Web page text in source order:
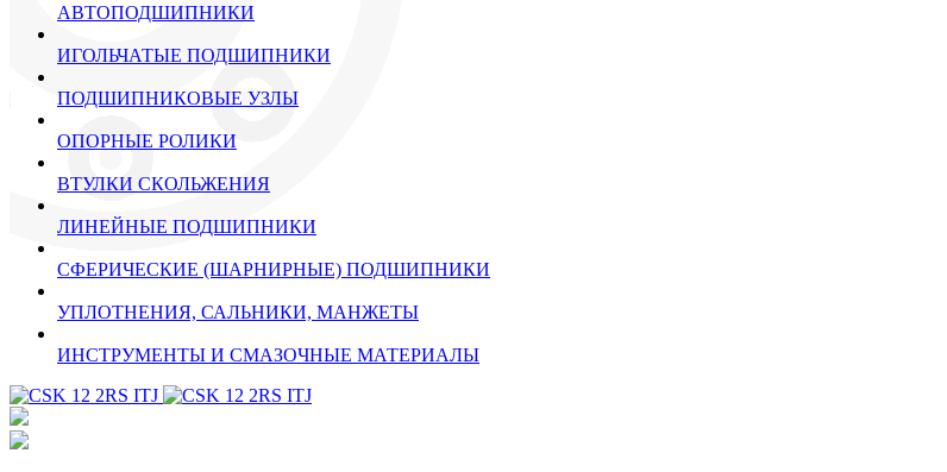
АВТОПОДШИПНИКИ
ИГОЛЬЧАТЫЕ ПОДШИПНИКИ
ПОДШИПНИКОВЫЕ УЗЛЫ
ОПОРНЫЕ РОЛИКИ
ВТУЛКИ СКОЛЬЖЕНИЯ
ЛИНЕЙНЫЕ ПОДШИПНИКИ
СФЕРИЧЕСКИЕ (ШАРНИРНЫЕ) ПОДШИПНИКИ
УПЛОТНЕНИЯ, САЛЬНИКИ, МАНЖЕТЫ
ИНСТРУМЕНТЫ И СМАЗОЧНЫЕ МАТЕРИАЛЫ